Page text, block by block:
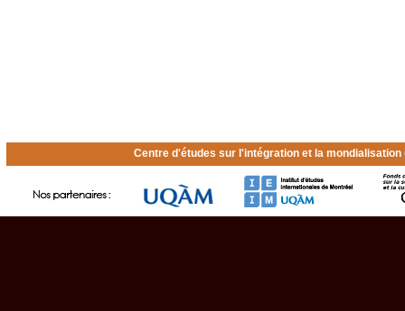
Centre d'études sur l'intégration et la mondialisation